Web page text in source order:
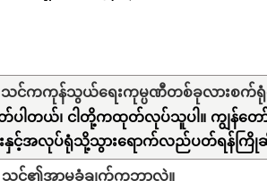
သင်ကကုန်သွယ်ရေးကုမ္ပဏီတစ်ခုလားစက်ရုံ
ါတယ်၊ ငါတို့ကထုတ်လုပ်သူပါ။ ကျွန်တော်
းနှင့်အလုပ်ရုံသို့သွားရောက်လည်ပတ်ရန်ကြို
သင်၏အာမခံချက်ကဘာလဲ။